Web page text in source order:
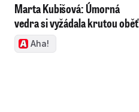
Marta Kubišová: Úmorná
vedra si vyžádala krutou oběť
Aha!